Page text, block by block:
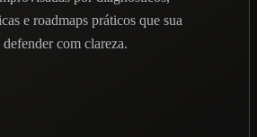
e roadmaps práticos que sua
com clareza.